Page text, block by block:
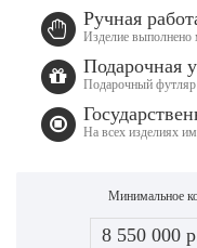
Ручная
Изделие
Подарочная
Подарочный футляр
На всех изделиях
Минимальное
8 550 000